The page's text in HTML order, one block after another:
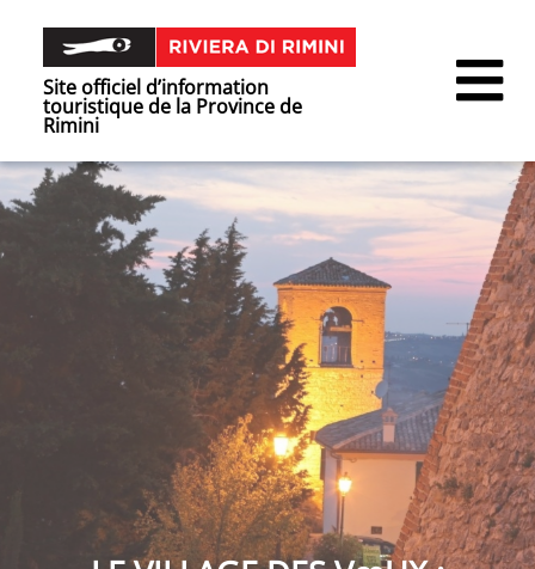
Site officiel d’information
touristique de la Province de
Rimini